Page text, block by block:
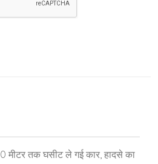
मीटर तक घसीट ले गई कार, हादसे का